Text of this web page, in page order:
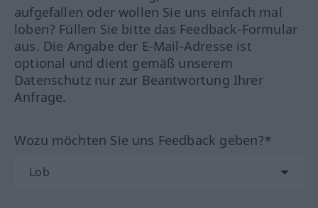
aufgefallen oder wollen Sie uns einfach mal
loben? Füllen Sie bitte das Feedback-Formular
aus. Die Angabe der E-Mail-Adresse ist
optional und dient gemäß unserem
Datenschutz nur zur Beantwortung Ihrer
Anfrage.
Wozu möchten Sie uns Feedback geben?*